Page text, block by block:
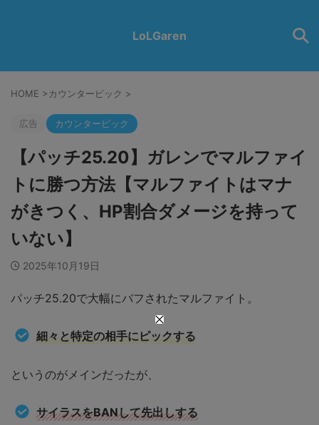
LoLGaren
HOME > カウンターピック >
広告 カウンターピック
【パッチ25.20】ガレンでマルファイ
トに勝つ方法【マルファイトはマナ
がきつく、HP割合ダメージを持って
いない】
2025年10月19日
パッチ25.20で大幅にバフされたマルファイト。
細々と特定の相手にピックする
というのがメインだったが、
サイラスをBANして先出しする